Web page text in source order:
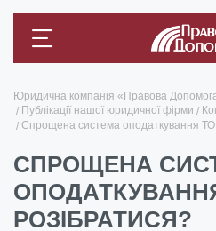
Юридична компанія «Правова
Публікації нашої юридичної фірми
Спрощена система оподаткування
СПРОЩЕНА
РОЗІБРАТИСЯ?